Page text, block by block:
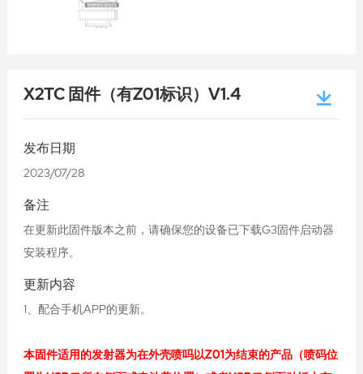
X2TC 固件（有Z01标识）V1.4
发布日期
2023/07/28
备注
在更新此固件版本之前，请确保您的设备已下载G3固件启动器
安装程序。
更新内容
1、配合手机APP的更新。
本固件适用的发射器为在外壳喷吗以Z01为结束的产品（喷码位